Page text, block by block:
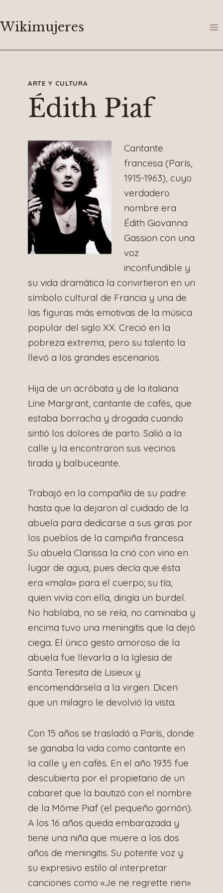
al
Wikimujeres
ARTE Y CULTURA
Édith Piaf
Cantante
francesa (París,
1915-1963), cuyo
verdadero
nombre era
Édith Giovanna
Gassion con una
voz
inconfundible y
su vida dramática la convirtieron en un
símbolo cultural de Francia y una de
las figuras más emotivas de la música
popular del siglo XX. Creció en la
pobreza extrema, pero su talento la
llevó a los grandes escenarios.
Hija de un acróbata y de la italiana
Line Margrant, cantante de cafés, que
estaba borracha y drogada cuando
sintió los dolores de parto. Salió a la
calle y la encontraron sus vecinos
tirada y balbuceante.
Trabajó en la compañía de su padre
hasta que la dejaron al cuidado de la
abuela para dedicarse a sus giras por
los pueblos de la campiña francesa.
Su abuela Clarissa la crió con vino en
lugar de agua, pues decía que ésta
era «mala» para el cuerpo; su tía,
quien vivía con ella, dirigía un burdel.
No hablaba, no se reía, no caminaba y
encima tuvo una meningitis que la dejó
ciega. El único gesto amoroso de la
abuela fue llevarla a la Iglesia de
Santa Teresita de Lisieux y
encomendársela a la virgen. Dicen
que un milagro le devolvió la vista.
Con 15 años se trasladó a París, donde
se ganaba la vida como cantante en
la calle y en cafés. En el año 1935 fue
descubierta por el propietario de un
cabaret que la bautizó con el nombre
de la Môme Piaf (el pequeño gorrión).
A los 16 años queda embarazada y
tiene una niña que muere a los dos
años de meningitis. Su potente voz y
su expresivo estilo al interpretar
canciones como «Je ne regrette rien»